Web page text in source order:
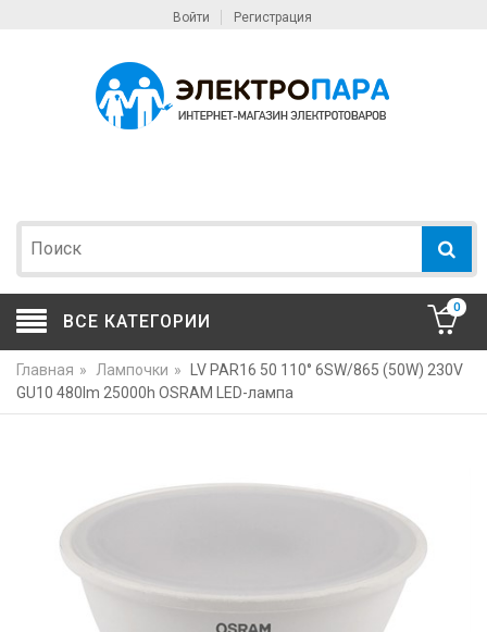
Войти Регистрация
ВСЕ КАТЕГОРИИ
0
Главная » Лампочки »
LV PAR16 50 110° 6SW/865 (50W) 230V
GU10 480lm 25000h OSRAM LED-лампа